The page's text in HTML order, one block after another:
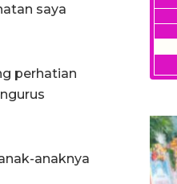
saya
perhatian
anaknya